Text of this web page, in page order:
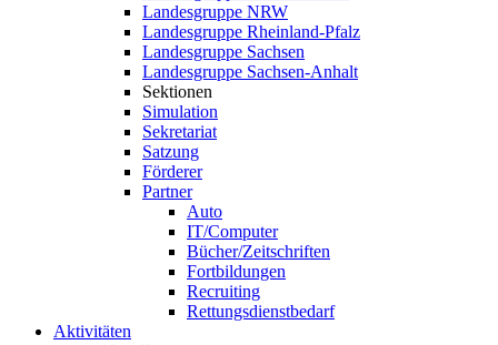
Landesgruppe NRW
Landesgruppe Rheinland-Pfalz
Landesgruppe Sachsen
Landesgruppe Sachsen-Anhalt
Sektionen
Simulation
Sekretariat
Satzung
Förderer
Partner
Auto
IT/Computer
Bücher/Zeitschriften
Fortbildungen
Recruiting
Rettungsdienstbedarf
Aktivitäten